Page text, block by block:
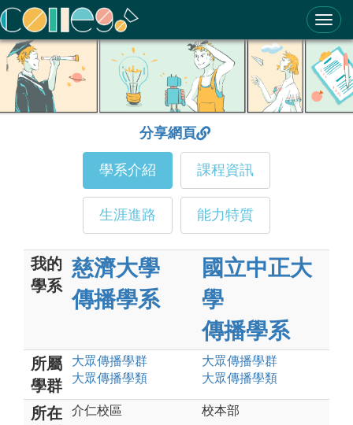
ColleGo! 大學選才與高中育才輔助系統
分享網頁
學系介紹 課程資訊
生涯進路 能力特質
我的
學系
慈濟大學
傳播學系
國立中正大
學
傳播學系
所屬
學群
大眾傳播學群
大眾傳播學類
大眾傳播學群
大眾傳播學類
所在
介仁校區
校本部